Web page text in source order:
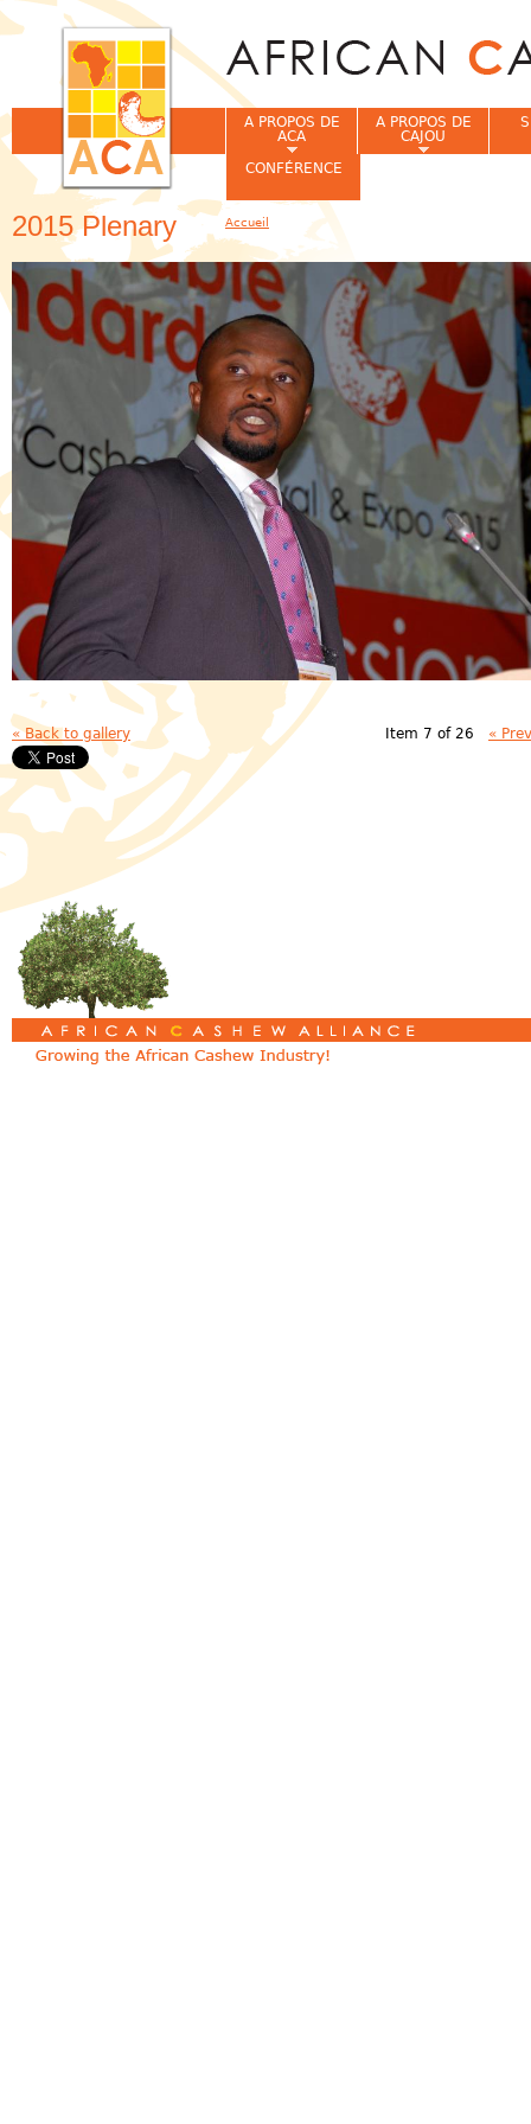
2015 Plenary
« Back to gallery Item 7 of 26 «
A PROPOS DE
ACA
A PROPOS DE
CAJOU
CONFÉRENCE
Vous êtes ici
Accueil